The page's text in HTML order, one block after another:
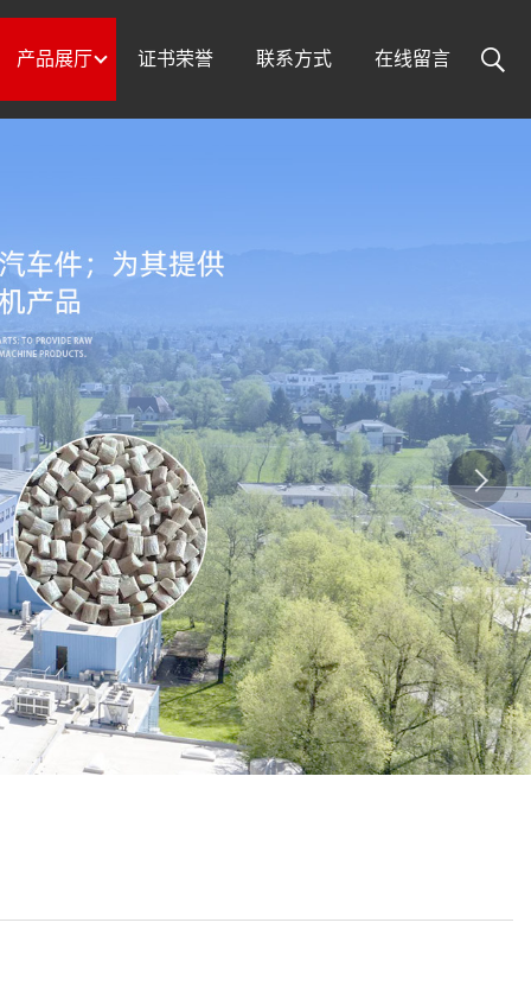
产品展厅 证书荣誉 联系方式 在线留言